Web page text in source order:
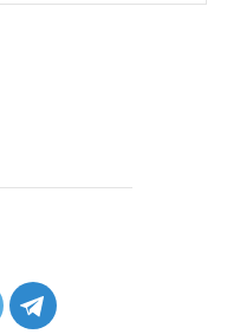
не робот
не робот